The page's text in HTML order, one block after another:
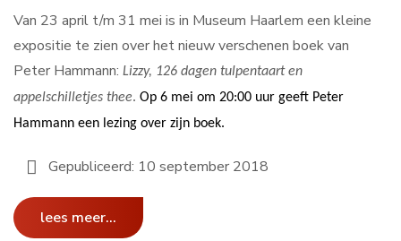
Van 23 april t/m 31 mei is in Museum Haarlem een kleine
expositie te zien over het nieuw verschenen boek van
Peter Hammann: Lizzy, 126 dagen tulpentaart en
appelschilletjes thee. Op 6 mei om 20:00 uur geeft Peter
Hammann een lezing over zijn boek.
Gepubliceerd: 10 september 2018
lees meer...